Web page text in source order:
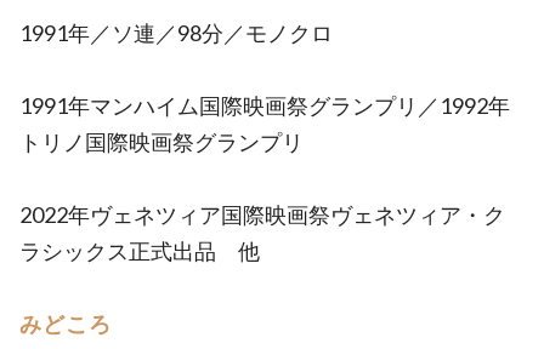
1991年／ソ連／98分／モノクロ
1991年マンハイム国際映画祭グランプリ／1992年
トリノ国際映画祭グランプリ
2022年ヴェネツィア国際映画祭ヴェネツィア・ク
ラシックス正式出品 他
みどころ